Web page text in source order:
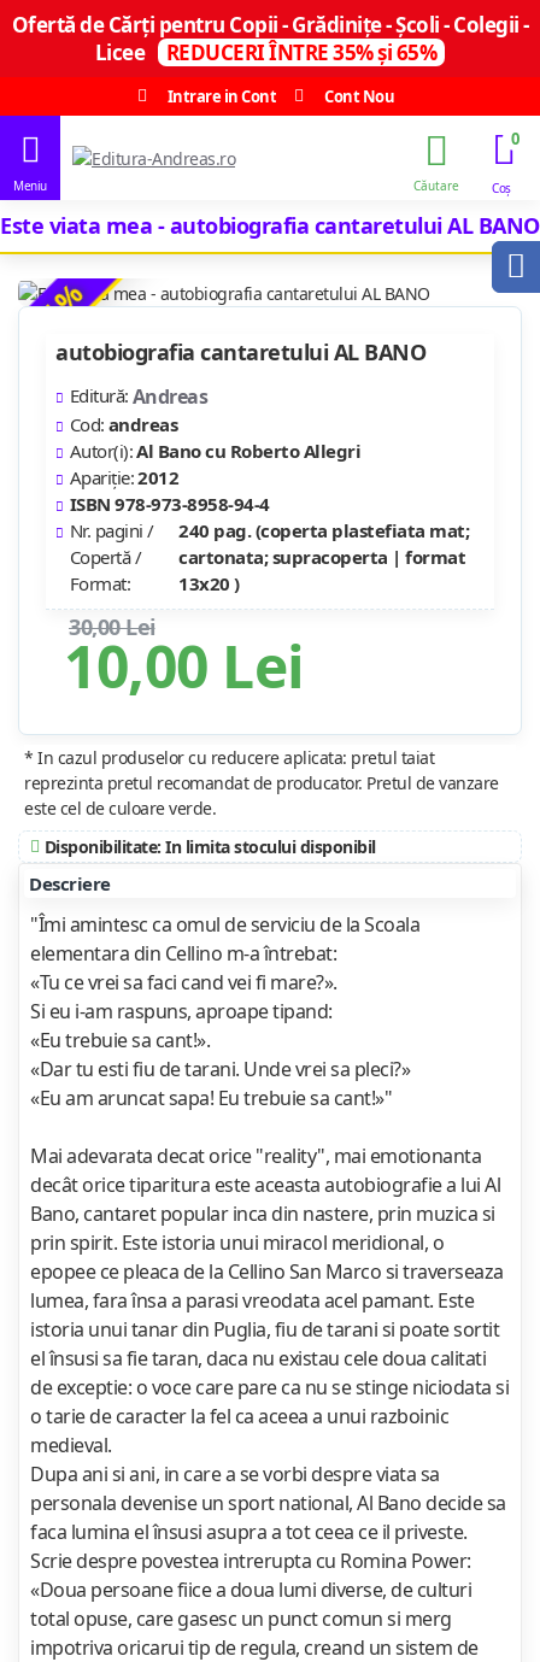
Ofertă de Cărți pentru Copii - Grădinițe - Școli - Colegii -
Licee
REDUCERI ÎNTRE 35% și 65%
Intrare in Cont
Cont Nou
0
Este viata mea - autobiografia cantaretului AL BANO
-67 %
10,00 Lei
30,00 Lei
autobiografia cantaretului AL BANO
Editură: Andreas
Cod: andreas
Autor(i):Al Bano cu Roberto Allegri
Apariție:2012
ISBN 978-973-8958-94-4
Nr. pagini /
Copertă /
Format:
240 pag. (coperta plastefiata mat;
cartonata; supracoperta | format
13x20 )
* In cazul produselor cu reducere aplicata: pretul taiat
reprezinta pretul recomandat de producator. Pretul de vanzare
este cel de culoare verde.
Disponibilitate: In limita stocului disponibil
Descriere
"Îmi amintesc ca omul de serviciu de la Scoala
elementara din Cellino m-a întrebat:
«Tu ce vrei sa faci cand vei fi mare?».
Si eu i-am raspuns, aproape tipand:
«Eu trebuie sa cant!».
«Dar tu esti fiu de tarani. Unde vrei sa pleci?»
«Eu am aruncat sapa! Eu trebuie sa cant!»"
Mai adevarata decat orice "reality", mai emotionanta
decât orice tiparitura este aceasta autobiografie a lui Al
Bano, cantaret popular inca din nastere, prin muzica si
prin spirit. Este istoria unui miracol meridional, o
epopee ce pleaca de la Cellino San Marco si traverseaza
lumea, fara însa a parasi vreodata acel pamant. Este
istoria unui tanar din Puglia, fiu de tarani si poate sortit
el însusi sa fie taran, daca nu existau cele doua calitati
de exceptie: o voce care pare ca nu se stinge niciodata si
o tarie de caracter la fel ca aceea a unui razboinic
medieval.
Dupa ani si ani, in care a se vorbi despre viata sa
personala devenise un sport national, Al Bano decide sa
faca lumina el însusi asupra a tot ceea ce il priveste.
Scrie despre povestea intrerupta cu Romina Power:
«Doua persoane fiice a doua lumi diverse, de culturi
total opuse, care gasesc un punct comun si merg
impotriva oricarui tip de regula, creand un sistem de